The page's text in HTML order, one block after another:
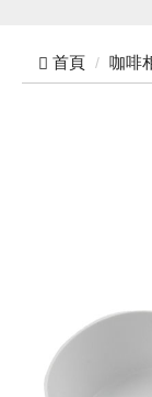
首頁 咖啡